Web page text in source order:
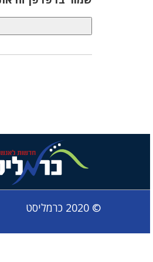
© 2020 כרמליסט